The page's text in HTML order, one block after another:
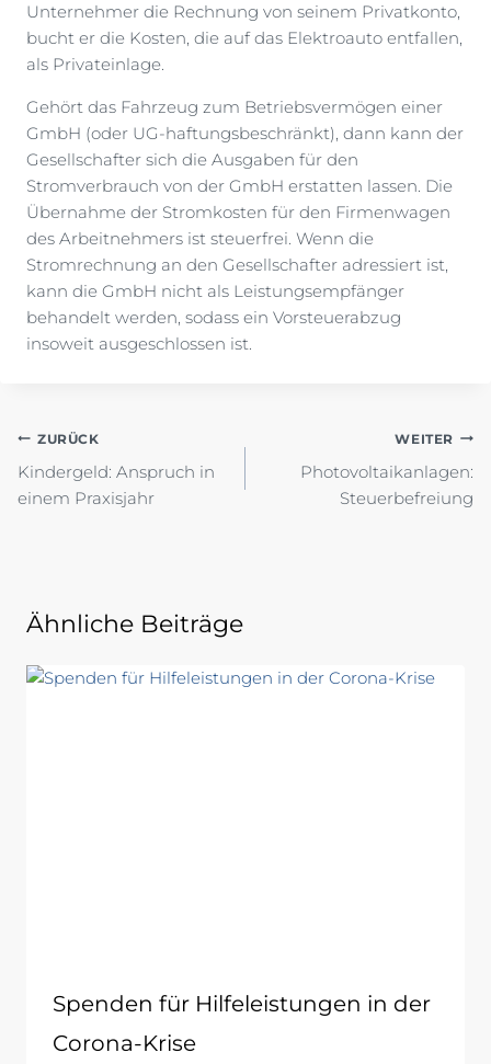
Unternehmer die Rechnung von seinem Privatkonto,
bucht er die Kosten, die auf das Elektroauto entfallen,
als Privateinlage.
Gehört das Fahrzeug zum Betriebsvermögen einer
GmbH (oder UG-haftungsbeschränkt), dann kann der
Gesellschafter sich die Ausgaben für den
Stromverbrauch von der GmbH erstatten lassen. Die
Übernahme der Stromkosten für den Firmenwagen
des Arbeitnehmers ist steuerfrei. Wenn die
Stromrechnung an den Gesellschafter adressiert ist,
kann die GmbH nicht als Leistungsempfänger
behandelt werden, sodass ein Vorsteuerabzug
insoweit ausgeschlossen ist.
Beitragsnavigation
ZURÜCK
Kindergeld: Anspruch in
einem Praxisjahr
WEITER
Photovoltaikanlagen:
Steuerbefreiung
Ähnliche Beiträge
Spenden für Hilfeleistungen in der
Corona-Krise